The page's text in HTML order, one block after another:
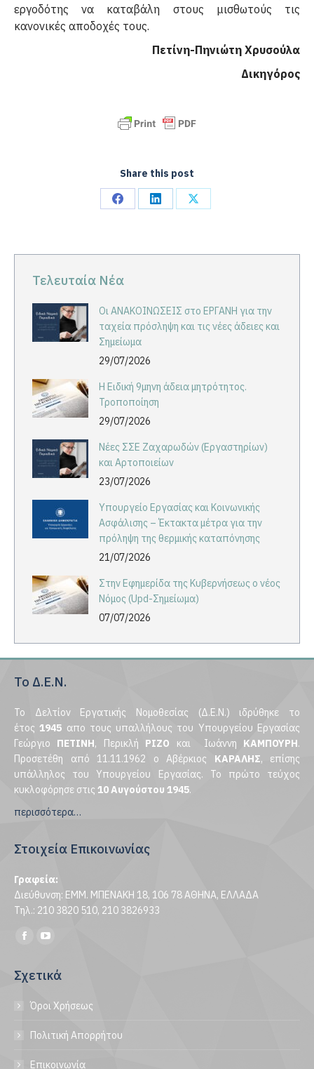
εργοδότης να καταβάλη στους μισθωτούς τις
κανονικές αποδοχές τους.
Πετίνη-Πηνιώτη Χρυσούλα
Δικηγόρος
Share this post
Share Share Share
Τελευταία Νέα
Οι ΑΝΑΚΟΙΝΩΣΕΙΣ στο ΕΡΓΑΝΗ για την
ταχεία πρόσληψη και τις νέες άδειες και
Σημείωμα
29/07/2026
Η Ειδική 9μηνη άδεια μητρότητος.
Τροποποίηση
29/07/2026
Νέες ΣΣΕ Ζαχαρωδών (Εργαστηρίων)
και Αρτοποιείων
23/07/2026
Υπουργείο Εργασίας και Κοινωνικής
Ασφάλισης – Έκτακτα μέτρα για την
πρόληψη της θερμικής καταπόνησης
21/07/2026
Στην Εφημερίδα της Κυβερνήσεως ο νέος
Νόμος (Upd-Σημείωμα)
07/07/2026
Το Δ.Ε.Ν.
Το Δελτίον Εργατικής Νομοθεσίας (Δ.Ε.Ν.) ιδρύθηκε το
έτος1945 απο τους υπαλλήλους του Υπουργείου Εργασίας
Γεώργιο ΠΕΤΙΝΗ, Περικλή ΡΙΖΟ και Ιωάννη ΚΑΜΠΟΥΡΗ.
Προσετέθη από 11.11.1962 ο Αβέρκιος ΚΑΡΑΛΗΣ, επίσης
υπάλληλος του Υπουργείου Εργασίας. Το πρώτο τεύχος
κυκλοφόρησε στις 10 Αυγούστου 1945.
περισσότερα…
Στοιχεία Επικοινωνίας
Γραφεία:
Διεύθυνση: ΕΜΜ. ΜΠΕΝΑΚΗ 18, 106 78 ΑΘΗΝΑ, ΕΛΛΑΔΑ
Τηλ.: 210 3820 510, 210 3826933
Find us on:
Facebook
opens
in
window
opens
window
Σχετικά
Όροι Χρήσεως
Πολιτική Απορρήτου
Επικοινωνία